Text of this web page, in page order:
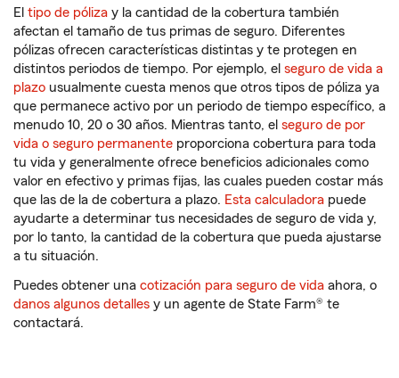
El tipo de póliza y la cantidad de la cobertura también
afectan el tamaño de tus primas de seguro. Diferentes
pólizas ofrecen características distintas y te protegen en
distintos periodos de tiempo. Por ejemplo, el seguro de vida a
plazo usualmente cuesta menos que otros tipos de póliza ya
que permanece activo por un periodo de tiempo específico, a
menudo 10, 20 o 30 años. Mientras tanto, el seguro de por
vida o seguro permanente proporciona cobertura para toda
tu vida y generalmente ofrece beneficios adicionales como
valor en efectivo y primas fijas, las cuales pueden costar más
que las de la de cobertura a plazo. Esta calculadora puede
ayudarte a determinar tus necesidades de seguro de vida y,
por lo tanto, la cantidad de la cobertura que pueda ajustarse
a tu situación.
Puedes obtener una cotización para seguro de vida ahora, o
danos algunos detalles y un agente de State Farm® te
contactará.